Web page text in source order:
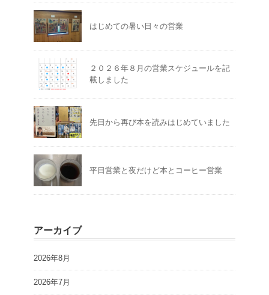
はじめての暑い日々の営業
２０２６年８月の営業スケジュールを記
載しました
先日から再び本を読みはじめていました
平日営業と夜だけど本とコーヒー営業
アーカイブ
2026年8月
2026年7月